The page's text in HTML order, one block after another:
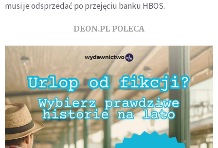
musi je odsprzedać po przejęciu banku HBOS.
DEON.PL POLECA